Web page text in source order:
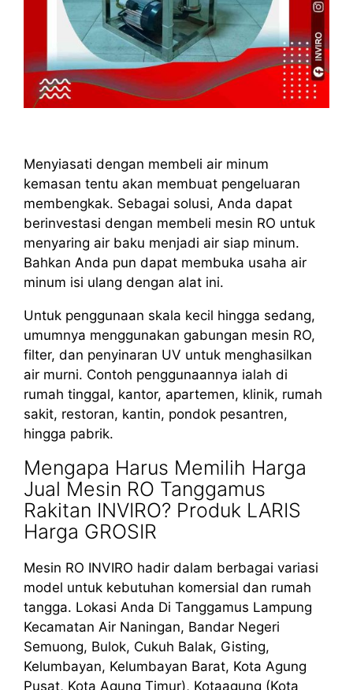
Menyiasati dengan membeli air minum
kemasan tentu akan membuat pengeluaran
membengkak. Sebagai solusi, Anda dapat
berinvestasi dengan membeli mesin RO untuk
menyaring air baku menjadi air siap minum.
Bahkan Anda pun dapat membuka usaha air
minum isi ulang dengan alat ini.
Untuk penggunaan skala kecil hingga sedang,
umumnya menggunakan gabungan mesin RO,
filter, dan penyinaran UV untuk menghasilkan
air murni. Contoh penggunaannya ialah di
rumah tinggal, kantor, apartemen, klinik, rumah
sakit, restoran, kantin, pondok pesantren,
hingga pabrik.
Mengapa Harus Memilih Harga
Jual Mesin RO Tanggamus
Rakitan INVIRO? Produk LARIS
Harga GROSIR
Mesin RO INVIRO hadir dalam berbagai variasi
model untuk kebutuhan komersial dan rumah
tangga. Lokasi Anda Di Tanggamus Lampung
Kecamatan Air Naningan, Bandar Negeri
Semuong, Bulok, Cukuh Balak, Gisting,
Kelumbayan, Kelumbayan Barat, Kota Agung
Pusat, Kota Agung Timur), Kotaagung (Kota